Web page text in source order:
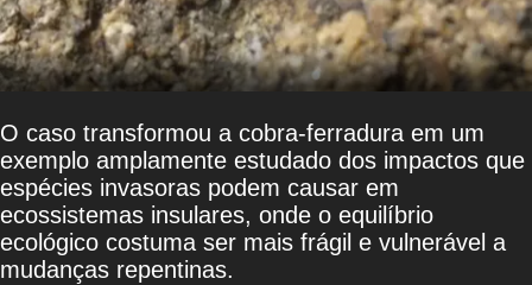
O caso transformou a cobra-ferradura em um
exemplo amplamente estudado dos impactos que
espécies invasoras podem causar em
ecossistemas insulares, onde o equilíbrio
ecológico costuma ser mais frágil e vulnerável a
mudanças repentinas.